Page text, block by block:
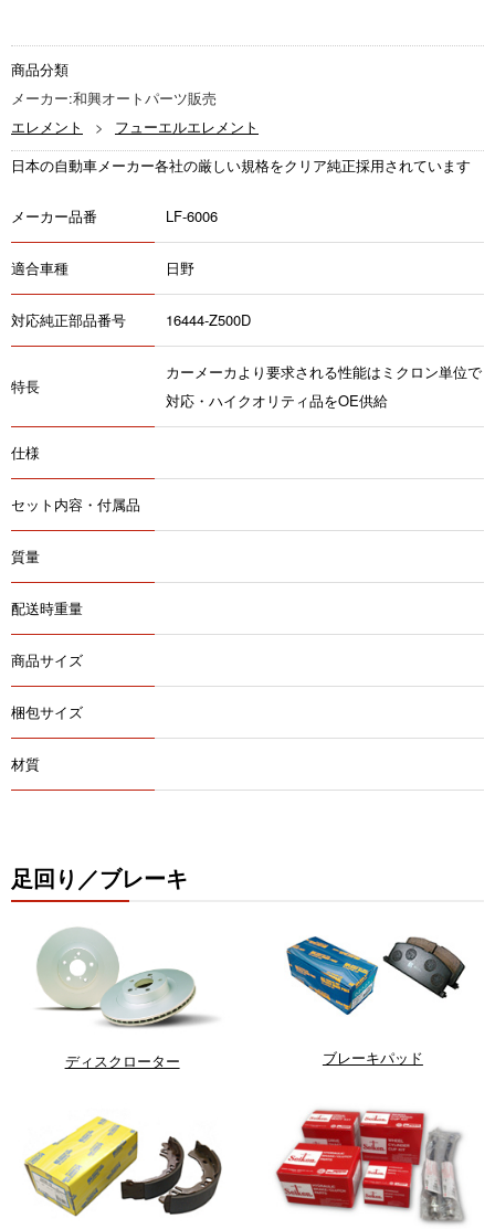
商品分類
メーカー:和興オートパーツ販売
エレメント
フューエルエレメント
日本の自動車メーカー各社の厳しい規格をクリア純正採用されています
メーカー品番 LF-6006
適合車種 日野
対応純正部品番号 16444-Z500D
特長
カーメーカより要求される性能はミクロン単位で
対応・ハイクオリティ品をOE供給
仕様
セット内容・付属品
質量
配送時重量
商品サイズ
梱包サイズ
材質
足回り／ブレーキ
ディスクローター ブレーキパッド